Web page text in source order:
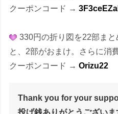
クーポンコード →
330円の折り図を22部まと
と、2部がおまけ。さらに消
クーポンコード →Orizu22
Thank you for your